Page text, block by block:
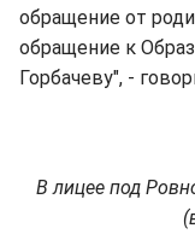
обращение от
обращение к
Горбачеву", -
В лицее под